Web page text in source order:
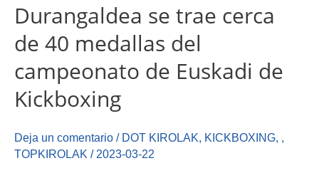
Durangaldea se trae cerca
de 40 medallas del
campeonato de Euskadi de
Kickboxing
Deja un comentario / DOT KIROLAK, KICKBOXING, ,
TOPKIROLAK / 2023-03-22